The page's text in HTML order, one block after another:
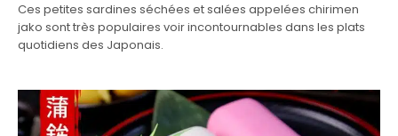
Ces petites sardines séchées et salées appelées chirimen
jako sont très populaires voir incontournables dans les plats
quotidiens des Japonais.